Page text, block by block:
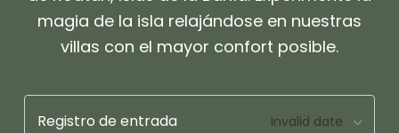
magia de la isla relajándose en nuestras
villas con el mayor confort posible.
Registro de entrada